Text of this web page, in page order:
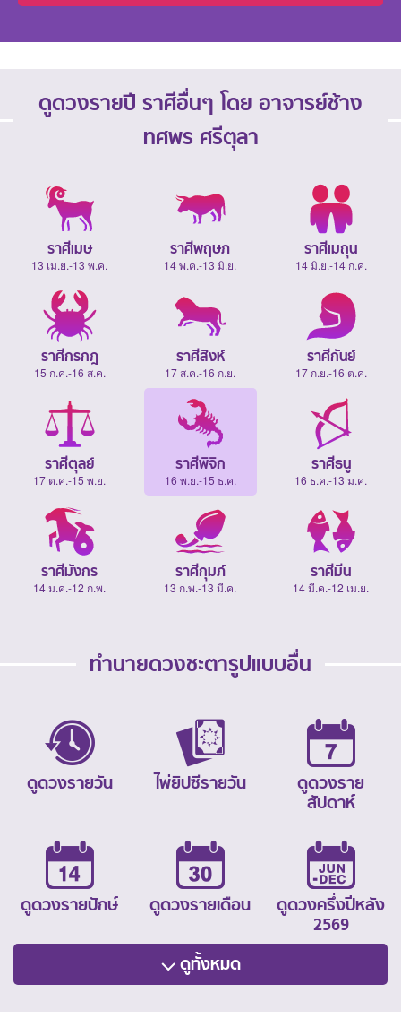
ดูดวงรายปี ราศีอื่นๆ โดย อาจารย์ช้าง
ทศพร ศรีตุลา
ราศีเมษ
13 เม.ย.-13 พ.ค.
ราศีพฤษภ
14 พ.ค.-13 มิ.ย.
ราศีเมถุน
14 มิ.ย.-14 ก.ค.
ราศีกรกฎ
15 ก.ค.-16 ส.ค.
ราศีสิงห์
17 ส.ค.-16 ก.ย.
ราศีกันย์
17 ก.ย.-16 ต.ค.
ราศีตุลย์
17 ต.ค.-15 พ.ย.
ราศีพิจิก
16 พ.ย.-15 ธ.ค.
ราศีธนู
16 ธ.ค.-13 ม.ค.
ราศีมังกร
14 ม.ค.-12 ก.พ.
ราศีกุมภ์
13 ก.พ.-13 มี.ค.
ราศีมีน
14 มี.ค.-12 เม.ย.
ทำนายดวงชะตารูปแบบอื่น
ดูดวงรายวัน ไพ่ยิปซีรายวัน
ดูดวงราย
สัปดาห์
ดูดวงรายปักษ์ ดูดวงรายเดือน
ดูดวงครึ่งปีหลัง
2569
ดูทั้งหมด